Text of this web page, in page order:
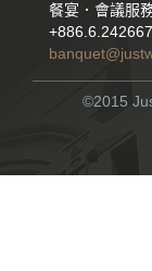
餐宴．會議服
©2015